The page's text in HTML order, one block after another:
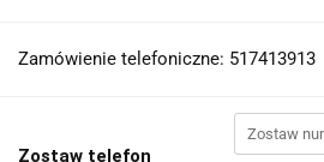
Zamówienie telefoniczne: 517413913
Zostaw telefon